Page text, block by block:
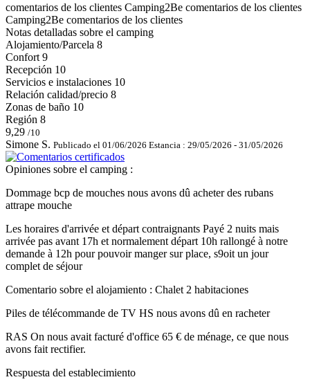
comentarios de los clientes Camping2Be comentarios de los clientes
Camping2Be comentarios de los clientes
Notas detalladas sobre el camping
Alojamiento/Parcela 8
Confort 9
Recepción 10
Servicios e instalaciones 10
Relación calidad/precio 8
Zonas de baño 10
Región 8
9,29 /10
Simone S. Publicado el 01/06/2026 Estancia : 29/05/2026 - 31/05/2026
Opiniones sobre el camping :
Dommage bcp de mouches nous avons dû acheter des rubans
attrape mouche
Les horaires d'arrivée et départ contraignants Payé 2 nuits mais
arrivée pas avant 17h et normalement départ 10h rallongé à notre
demande à 12h pour pouvoir manger sur place, s9oit un jour
complet de séjour
Comentario sobre el alojamiento : Chalet 2 habitaciones
Piles de télécommande de TV HS nous avons dû en racheter
RAS On nous avait facturé d'office 65 € de ménage, ce que nous
avons fait rectifier.
Respuesta del establecimiento